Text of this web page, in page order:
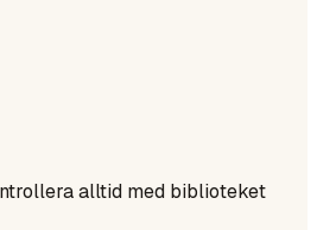
alltid med biblioteket